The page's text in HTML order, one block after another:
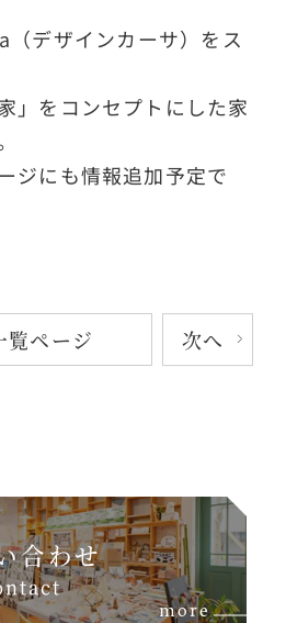
デザインカーサ）をス
」をコンセプトにした家
ジにも情報追加予定で
覧ページ 次へ
合わせ
ntact
more